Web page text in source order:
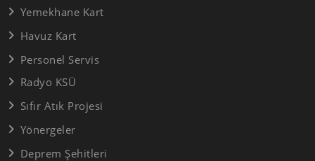
Yemekhane Kart
Havuz Kart
Personel Servis
Radyo KSÜ
Sıfır Atık Projesi
Yönergeler
Deprem Şehitleri